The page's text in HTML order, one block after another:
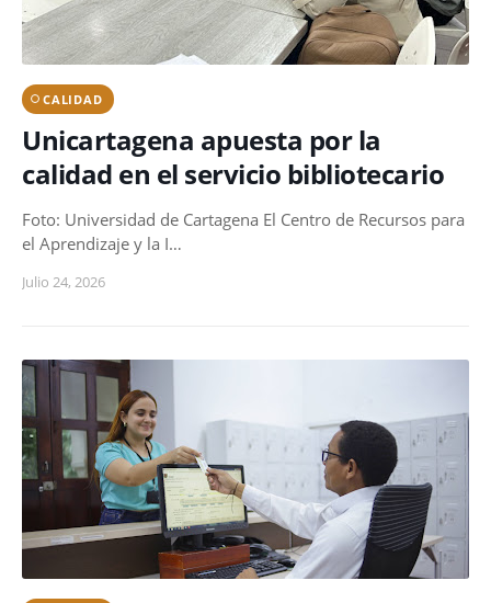
CALIDAD
Unicartagena apuesta por la
calidad en el servicio bibliotecario
Foto: Universidad de Cartagena El Centro de Recursos para
el Aprendizaje y la I…
Julio 24, 2026